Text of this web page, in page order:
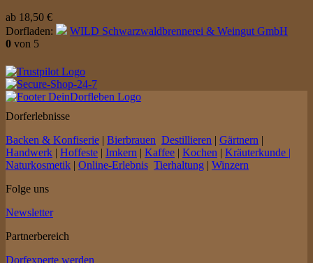
ab 18,50 €
Dorfladen:
WILD Schwarzwaldbrennerei & Weingut GmbH
0 von 5
Dorferlebnisse
Backen & Konfiserie | Bierbrauen Destillieren | Gärtnern |
Handwerk | Hoffeste | Imkern | Kaffee | Kochen | Kräuterkunde |
Naturkosmetik | Online-Erlebnis Tierhaltung | Winzern
Folge uns
Newsletter
Partnerbereich
Dorfexperte werden